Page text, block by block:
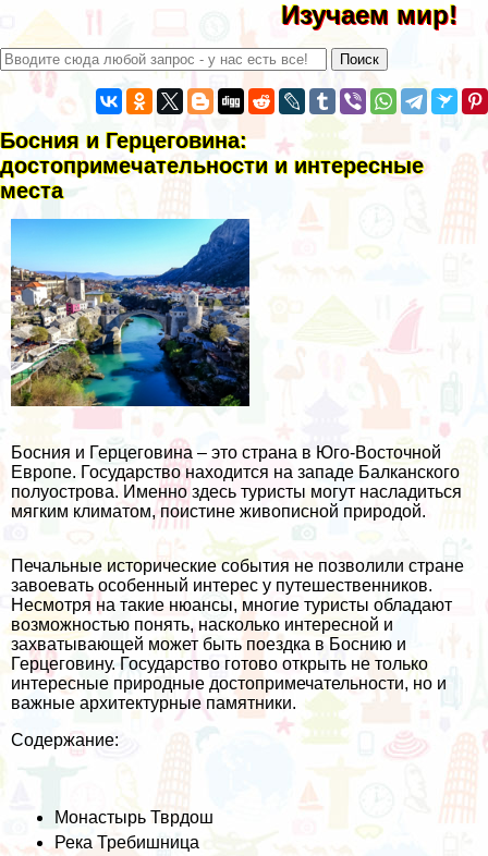
Изучаем мир!
Босния и Герцеговина:
достопримечательности и интересные
места
Босния и Герцеговина – это страна в Юго-Восточной
Европе. Государство находится на западе Балканского
полуострова. Именно здесь туристы могут насладиться
мягким климатом, поистине живописной природой.
Печальные исторические события не позволили стране
завоевать особенный интерес у путешественников.
Несмотря на такие нюансы, многие туристы обладают
возможностью понять, насколько интересной и
захватывающей может быть поездка в Боснию и
Герцеговину. Государство готово открыть не только
интересные природные достопримечательности, но и
важные архитектурные памятники.
Содержание:
Монастырь Тврдош
Река Требишница